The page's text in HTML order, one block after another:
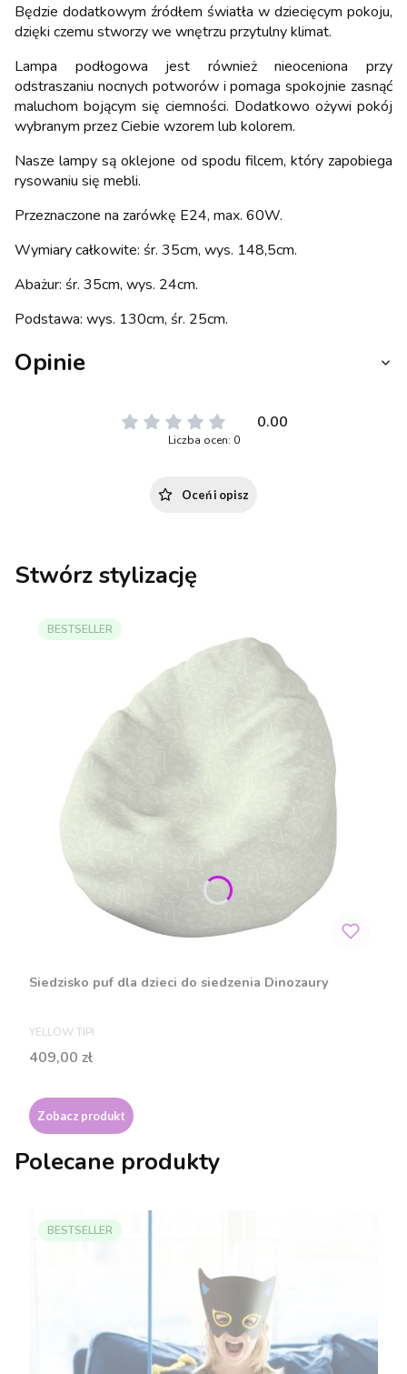
Będzie dodatkowym źródłem światła w dziecięcym pokoju,
dzięki czemu stworzy we wnętrzu przytulny klimat.
Lampa podłogowa jest również nieoceniona przy
odstraszaniu nocnych potworów i pomaga spokojnie zasnąć
maluchom bojącym się ciemności. Dodatkowo ożywi pokój
wybranym przez Ciebie wzorem lub kolorem.
Nasze lampy są oklejone od spodu filcem, który zapobiega
rysowaniu się mebli.
Przeznaczone na zarówkę E24, max. 60W.
Wymiary całkowite: śr. 35cm, wys. 148,5cm.
Abażur: śr. 35cm, wys. 24cm.
Podstawa: wys. 130cm, śr. 25cm.
Opinie
0.00
Liczba ocen: 0
Oceń i opisz
Stwórz stylizację
BESTSELLER
Siedzisko puf dla dzieci do siedzenia Dinozaury
PRODUCENT
YELLOW TIPI
Cena
409,00 zł
Zobacz produkt
Polecane produkty
BESTSELLER